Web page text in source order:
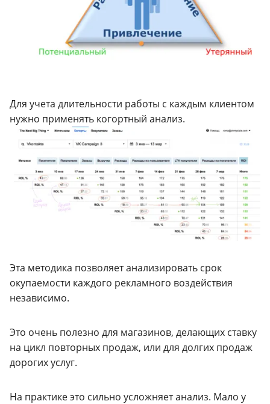
Для учета длительности работы с каждым клиентом
нужно применять когортный анализ.
Эта методика позволяет анализировать срок
окупаемости каждого рекламного воздействия
независимо.
Это очень полезно для магазинов, делающих ставку
на цикл повторных продаж, или для долгих продаж
дорогих услуг.
На практике это сильно усложняет анализ. Мало у